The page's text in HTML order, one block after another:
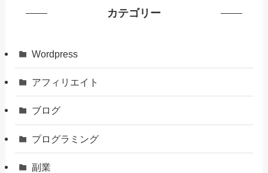
カテゴリー
Wordpress
アフィリエイト
ブログ
プログラミング
副業